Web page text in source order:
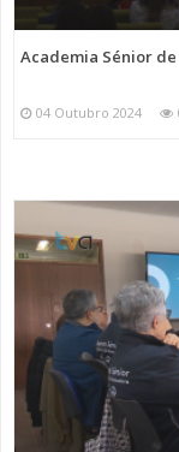
Academia Sénior
04 Outubro 2024